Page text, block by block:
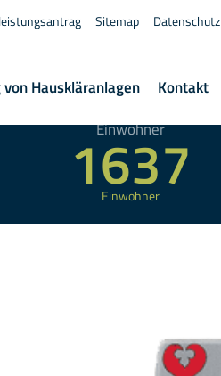
Hauskläranlagen Kontakt
Sitemap Datenschutz
Einwohner
1637
Einwohner